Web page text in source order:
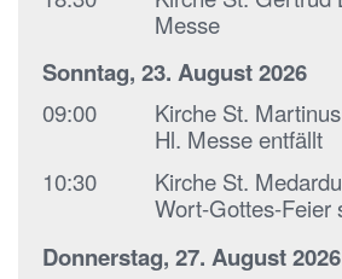
Messe
Sonntag, 23. August 2026
09:00
Kirche St.
Hl. Messe entfällt
10:30
Kirche St.
Wort-Gottes-Feier
Donnerstag, 27. August 2026